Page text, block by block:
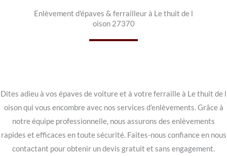
Enlèvement d'épaves & ferrailleur à Le thuit de l
oison 27370
Dites adieu à vos épaves de voiture et à votre ferraille à Le thuit de l
oison qui vous encombre avec nos services d’enlèvements. Grâce à
notre équipe professionnelle, nous assurons des enlèvements
rapides et efficaces en toute sécurité. Faites-nous confiance en nous
contactant pour obtenir un devis gratuit et sans engagement.